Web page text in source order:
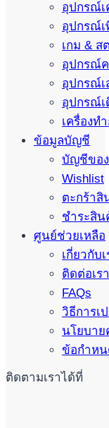
อุปกรณ์เ
อุปกรณ์เ
เกม & ส
อุปกรณ์
อุปกรณ์เ
อุปกรณ์เ
เครื่องท
ข้อมูลบัญชี
บัญชีขอ
Wishlist
ตะกร้าสิ
ชำระสิน
ศูนย์ช่วยเหลือ
เกี่ยวกับเ
ติดต่อเรา
FAQs
วิธีการเ
นโยบาย
ข้อกำหน
ติดตามเราได้ที่